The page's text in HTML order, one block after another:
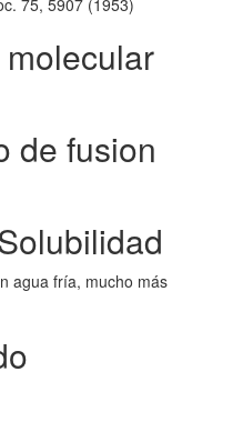
75, 5907 (1953)
de fusion
agua fría, mucho más